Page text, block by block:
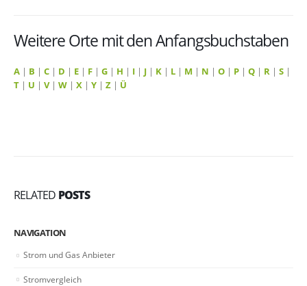
Weitere Orte mit den Anfangsbuchstaben
A | B | C | D | E | F | G | H | I | J | K | L | M | N | O | P | Q | R | S |
T | U | V| W | X | Y | Z | Ü
RELATED POSTS
NAVIGATION
Strom und Gas Anbieter
Stromvergleich